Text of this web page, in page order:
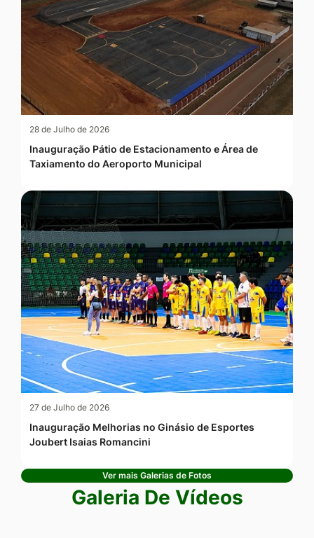
28 de Julho de 2026
Inauguração Pátio de Estacionamento e Área de
Taxiamento do Aeroporto Municipal
27 de Julho de 2026
Inauguração Melhorias no Ginásio de Esportes
Joubert Isaias Romancini
Ver mais Galerias de Fotos
Galeria De Vídeos